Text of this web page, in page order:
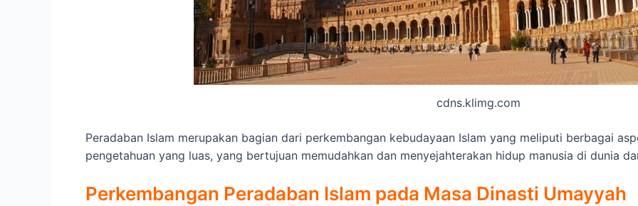
cdns.klimg.com
Peradaban Islam merupakan bagian dari perkembangan kebudayaan Islam yang meliputi berbagai
pengetahuan yang luas, yang bertujuan memudahkan dan menyejahterakan hidup manusia di dunia
Perkembangan Peradaban Islam pada Masa Dinasti Umayyah